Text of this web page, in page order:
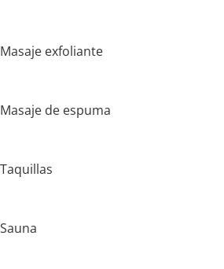
Masaje exfoliante
Masaje de espuma
Taquillas
Sauna